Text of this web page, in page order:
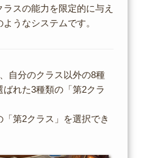
スの能力を限定的に与え
うなシステムです。
自分のクラス以外の8種
れた3種類の「第2クラ
第2クラス」を選択でき